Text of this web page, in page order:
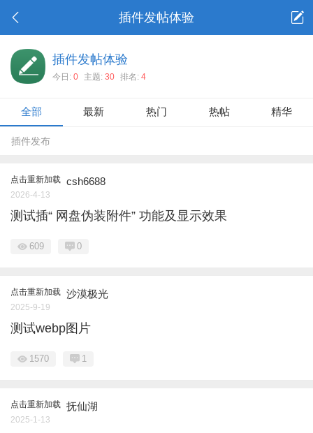
插件发帖体验
插件发帖体验
今日: 0 主题: 30 排名: 4
全部 最新 热门 热帖 精华
插件发布
点击重新加载 csh6688
2026-4-13
测试插“ 网盘伪装附件” 功能及显示效果
609 0
点击重新加载 沙漠极光
2025-9-19
测试webp图片
1570 1
点击重新加载 抚仙湖
2025-1-13